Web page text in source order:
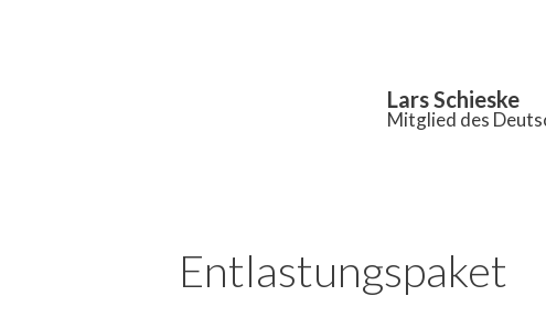
Lars Schieske
Mitglied des
Entlastungspaket